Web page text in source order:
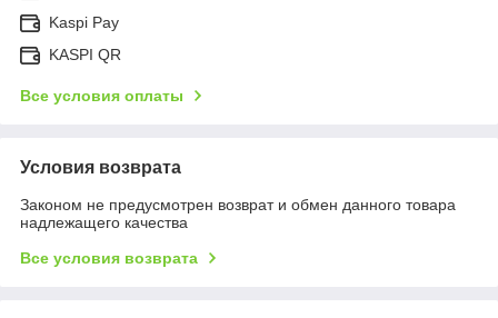
Kaspi Pay
KASPI QR
Все условия оплаты
Условия возврата
Законом не предусмотрен возврат и обмен данного товара
надлежащего качества
Все условия возврата